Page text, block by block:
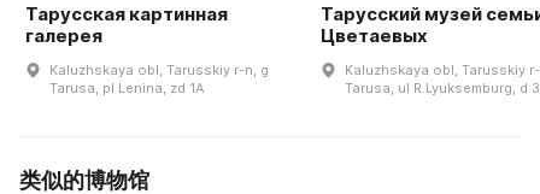
Тарусская картинная
галерея
Kaluzhskaya obl, Tarusskiy r-n, g
Tarusa, pl Lenina, zd 1A
Тарусский музей
Цветаевых
Kaluzhskaya obl, Tarusskiy
Tarusa, ul R.Lyuksemburg, d
类似的博物馆